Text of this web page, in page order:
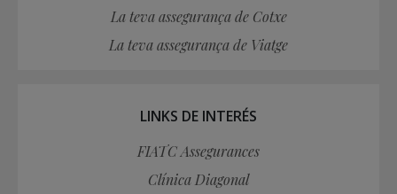
La teva assegurança de Cotxe
La teva assegurança de Viatge
LINKS DE INTERÉS
FIATC Assegurances
Clínica Diagonal